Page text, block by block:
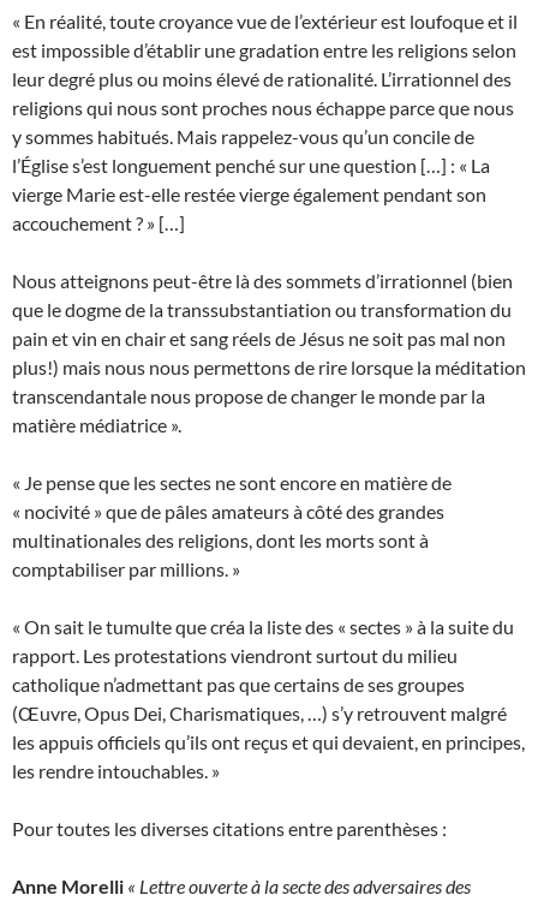
« En réalité, toute croyance vue de l’extérieur est loufoque et il
est impossible d’établir une gradation entre les religions selon
leur degré plus ou moins élevé de rationalité. L’irrationnel des
religions qui nous sont proches nous échappe parce que nous
y sommes habitués. Mais rappelez-vous qu’un concile de
l’Église s’est longuement penché sur une question […] : « La
vierge Marie est-elle restée vierge également pendant son
accouchement ? » […]
Nous atteignons peut-être là des sommets d’irrationnel (bien
que le dogme de la transsubstantiation ou transformation du
pain et vin en chair et sang réels de Jésus ne soit pas mal non
plus!) mais nous nous permettons de rire lorsque la méditation
transcendantale nous propose de changer le monde par la
matière médiatrice ».
« Je pense que les sectes ne sont encore en matière de
« nocivité » que de pâles amateurs à côté des grandes
multinationales des religions, dont les morts sont à
comptabiliser par millions. »
« On sait le tumulte que créa la liste des « sectes » à la suite du
rapport. Les protestations viendront surtout du milieu
catholique n’admettant pas que certains de ses groupes
(Œuvre, Opus Dei, Charismatiques, …) s’y retrouvent malgré
les appuis officiels qu’ils ont reçus et qui devaient, en principes,
les rendre intouchables. »
Pour toutes les diverses citations entre parenthèses :
Anne Morelli « Lettre ouverte à la secte des adversaires des